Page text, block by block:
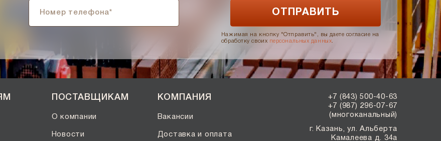
Нажимая на кнопку "Отправить", вы даете согласие на
обработку своих персональных данных
ПОСТАВЩИКАМ
О компании
Новости
КОМПАНИЯ
Вакансии
Доставка и оплата
+7 (843) 500-40-63
+7 (987) 296-07-67
(многоканальный)
г. Казань, ул. Альберта
Камалеева д. 34а